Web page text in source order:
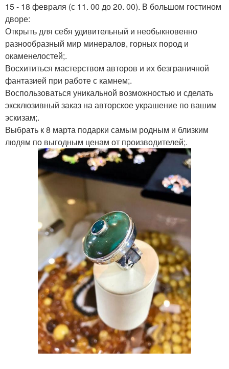
15 - 18 февраля (с 11. 00 до 20. 00). В большом гостином
дворе:
Открыть для себя удивительный и необыкновенно
разнообразный мир минералов, горных пород и
окаменелостей;.
Восхититься мастерством авторов и их безграничной
фантазией при работе с камнем;.
Воспользоваться уникальной возможностью и сделать
эксклюзивный заказ на авторское украшение по вашим
эскизам;.
Выбрать к 8 марта подарки самым родным и близким
людям по выгодным ценам от производителей;.